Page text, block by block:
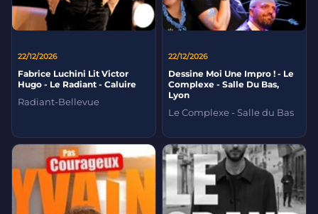
22/12/2026
Fabrice Luchini Lit Victor
Hugo - Le Radiant - Caluire
Radiant-Bellevue
22/12/2026
Dessine Moi Une Impro ! - Le
Complexe - Salle Du Bas,
Lyon
Le Complexe - Salle du Bas